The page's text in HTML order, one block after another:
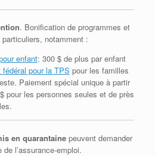
. Bonification de programmes et
notamment :
enfant: 300 $ de plus par enfant
fédéral pour la TPS pour les familles
Paiement spécial unique à partir
pour les personnes seules et de près
en quarantaine peuvent demander
l’assurance-emploi.